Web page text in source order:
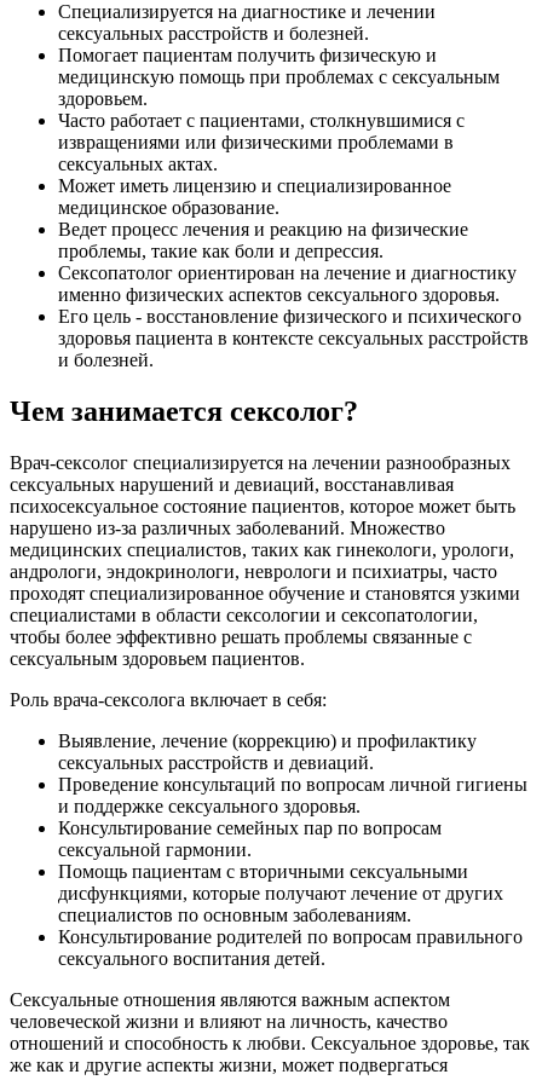
Специализируется на диагностике и лечении
сексуальных расстройств и болезней.
Помогает пациентам получить физическую и
медицинскую помощь при проблемах с сексуальным
здоровьем.
Часто работает с пациентами, столкнувшимися с
извращениями или физическими проблемами в
сексуальных актах.
Может иметь лицензию и специализированное
медицинское образование.
Ведет процесс лечения и реакцию на физические
проблемы, такие как боли и депрессия.
Сексопатолог ориентирован на лечение и диагностику
именно физических аспектов сексуального здоровья.
Его цель - восстановление физического и психического
здоровья пациента в контексте сексуальных расстройств
и болезней.
Чем занимается сексолог?
Врач-сексолог специализируется на лечении разнообразных
сексуальных нарушений и девиаций, восстанавливая
психосексуальное состояние пациентов, которое может быть
нарушено из-за различных заболеваний. Множество
медицинских специалистов, таких как гинекологи, урологи,
андрологи, эндокринологи, неврологи и психиатры, часто
проходят специализированное обучение и становятся узкими
специалистами в области сексологии и сексопатологии,
чтобы более эффективно решать проблемы связанные с
сексуальным здоровьем пациентов.
Роль врача-сексолога включает в себя:
Выявление, лечение (коррекцию) и профилактику
сексуальных расстройств и девиаций.
Проведение консультаций по вопросам личной гигиены
и поддержке сексуального здоровья.
Консультирование семейных пар по вопросам
сексуальной гармонии.
Помощь пациентам с вторичными сексуальными
дисфункциями, которые получают лечение от других
специалистов по основным заболеваниям.
Консультирование родителей по вопросам правильного
сексуального воспитания детей.
Сексуальные отношения являются важным аспектом
человеческой жизни и влияют на личность, качество
отношений и способность к любви. Сексуальное здоровье, так
же как и другие аспекты жизни, может подвергаться